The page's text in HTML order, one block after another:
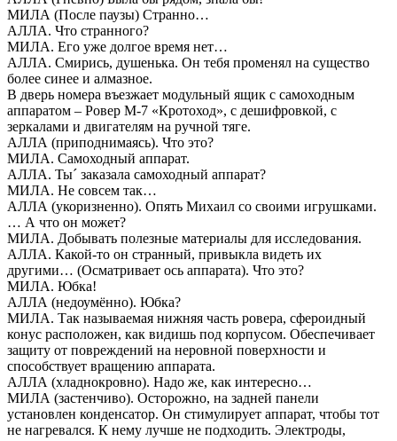
МИЛА (После паузы) Странно…
АЛЛА. Что странного?
МИЛА. Его уже долгое время нет…
АЛЛА. Смирись, душенька. Он тебя променял на существо
более синее и алмазное.
В дверь номера въезжает модульный ящик с самоходным
аппаратом – Ровер М-7 «Кротоход», с дешифровкой, с
зеркалами и двигателям на ручной тяге.
АЛЛА (приподнимаясь). Что это?
МИЛА. Самоходный аппарат.
АЛЛА. Ты´ заказала самоходный аппарат?
МИЛА. Не совсем так…
АЛЛА (укоризненно). Опять Михаил со своими игрушками.
… А что он может?
МИЛА. Добывать полезные материалы для исследования.
АЛЛА. Какой-то он странный, привыкла видеть их
другими… (Осматривает ось аппарата). Что это?
МИЛА. Юбка!
АЛЛА (недоумённо). Юбка?
МИЛА. Так называемая нижняя часть ровера, сфероидный
конус расположен, как видишь под корпусом. Обеспечивает
защиту от повреждений на неровной поверхности и
способствует вращению аппарата.
АЛЛА (хладнокровно). Надо же, как интересно…
МИЛА (застенчиво). Осторожно, на задней панели
установлен конденсатор. Он стимулирует аппарат, чтобы тот
не нагревался. К нему лучше не подходить. Электроды,